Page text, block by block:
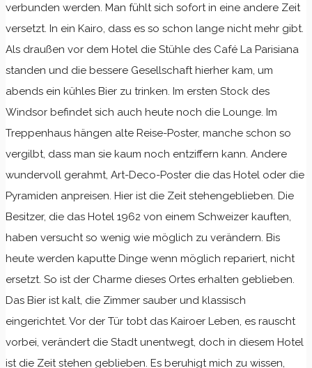
verbunden werden. Man fühlt sich sofort in eine andere Zeit
versetzt. In ein Kairo, dass es so schon lange nicht mehr gibt.
Als draußen vor dem Hotel die Stühle des Café La Parisiana
standen und die bessere Gesellschaft hierher kam, um
abends ein kühles Bier zu trinken. Im ersten Stock des
Windsor befindet sich auch heute noch die Lounge. Im
Treppenhaus hängen alte Reise-Poster, manche schon so
vergilbt, dass man sie kaum noch entziffern kann. Andere
wundervoll gerahmt, Art-Deco-Poster die das Hotel oder die
Pyramiden anpreisen. Hier ist die Zeit stehengeblieben. Die
Besitzer, die das Hotel 1962 von einem Schweizer kauften,
haben versucht so wenig wie möglich zu verändern. Bis
heute werden kaputte Dinge wenn möglich repariert, nicht
ersetzt. So ist der Charme dieses Ortes erhalten geblieben.
Das Bier ist kalt, die Zimmer sauber und klassisch
eingerichtet. Vor der Tür tobt das Kairoer Leben, es rauscht
vorbei, verändert die Stadt unentwegt, doch in diesem Hotel
ist die Zeit stehen geblieben. Es beruhigt mich zu wissen,